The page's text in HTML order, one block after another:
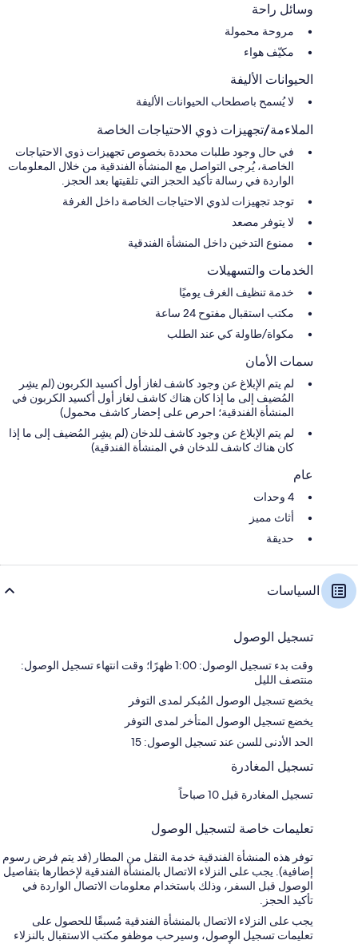
وسائل راحة
مروحة محمولة
مكيّف هواء
الحيوانات الأليفة
لا يُسمح باصطحاب الحيوانات الأليفة
الملاءمة/تجهيزات ذوي الاحتياجات الخاصة
في حال وجود طلبات محددة بخصوص تجهيزات ذوي الاحتياجات
الخاصة، يُرجى التواصل مع المنشأة الفندقية من خلال المعلومات
الواردة في رسالة تأكيد الحجز التي تلقيتها بعد الحجز.
توجد تجهيزات لذوي الاحتياجات الخاصة داخل الغرفة
لا يتوفر مصعد
ممنوع التدخين داخل المنشأة الفندقية
الخدمات والتسهيلات
خدمة تنظيف الغرف يوميًا
مكتب استقبال مفتوح 24 ساعة
مكواة/طاولة كي عند الطلب
سمات الأمان
لم يتم الإبلاغ عن وجود كاشف لغاز أول أكسيد الكربون (لم يشِر
المُضيف إلى ما إذا كان هناك كاشف لغاز أول أكسيد الكربون في
المنشأة الفندقية؛ احرص على إحضار كاشف محمول)
لم يتم الإبلاغ عن وجود كاشف للدخان (لم يشِر المُضيف إلى ما إذا
كان هناك كاشف للدخان في المنشأة الفندقية)
عام
4 وحدات
أثاث مميز
حديقة
السياسات
تسجيل الوصول
وقت بدء تسجيل الوصول: 1:00 ظهرًا؛ وقت انتهاء تسجيل الوصول:
منتصف الليل
يخضع تسجيل الوصول المُبكر لمدى التوفر
يخضع تسجيل الوصول المتأخر لمدى التوفر
الحد الأدنى للسن عند تسجيل الوصول: 15
تسجيل المغادرة
تسجيل المغادرة قبل 10 صباحاً
تعليمات خاصة لتسجيل الوصول
توفر هذه المنشأة الفندقية خدمة النقل من المطار (قد يتم فرض رسوم
إضافية). يجب على النزلاء الاتصال بالمنشأة الفندقية لإخطارها بتفاصيل
الوصول قبل السفر، وذلك باستخدام معلومات الاتصال الواردة في
تأكيد الحجز.
يجب على النزلاء الاتصال بالمنشأة الفندقية مُسبقًا للحصول على
تعليمات تسجيل الوصول، وسيرحب موظفو مكتب الاستقبال بالنزلاء